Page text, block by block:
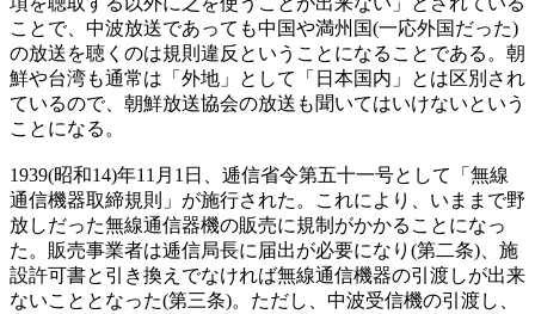
ことで、中波放送であっても中国や満州国(一応外国だった)
の放送を聴くのは規則違反ということになることである。朝
鮮や台湾も通常は「外地」として「日本国内」とは区別され
ているので、朝鮮放送協会の放送も聞いてはいけないという
ことになる。
1939(昭和14)年11月1日、逓信省令第五十一号として「無線
通信機器取締規則」が施行された。これにより、いままで野
放しだった無線通信器機の販売に規制がかかることになっ
た。販売事業者は逓信局長に届出が必要になり(第二条)、施
設許可書と引き換えでなければ無線通信機器の引渡しが出来
ないこととなった(第三条)。ただし、中波受信機の引渡し、